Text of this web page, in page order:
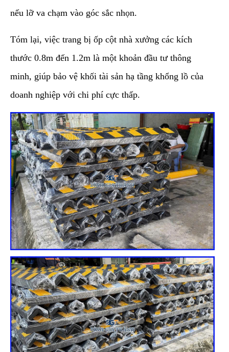
nếu lỡ va chạm vào góc sắc nhọn.
​Tóm lại, việc trang bị ốp cột nhà xưởng các kích
thước 0.8m đến 1.2m là một khoản đầu tư thông
minh, giúp bảo vệ khối tài sản hạ tầng khổng lồ của
doanh nghiệp với chi phí cực thấp.